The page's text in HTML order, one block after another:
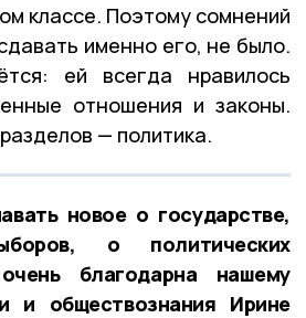
классе. Поэтому сомнений
именно его, не было.
ей всегда нравилось
отношения и законы.
— политика.
новое о государстве,
о политических
благодарна нашему
и обществознания Ирине